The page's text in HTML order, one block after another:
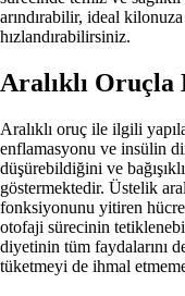
arındırabilir, ideal kilonuza
hızlandırabilirsiniz.
Aralıklı Oruçla
Aralıklı oruç ile ilgili
enflamasyonu ve insülin
düşürebildiğini ve
göstermektedir. Üstelik
fonksiyonunu yitiren
otofaji sürecinin
diyetinin tüm faydalarını
tüketmeyi de ihmal